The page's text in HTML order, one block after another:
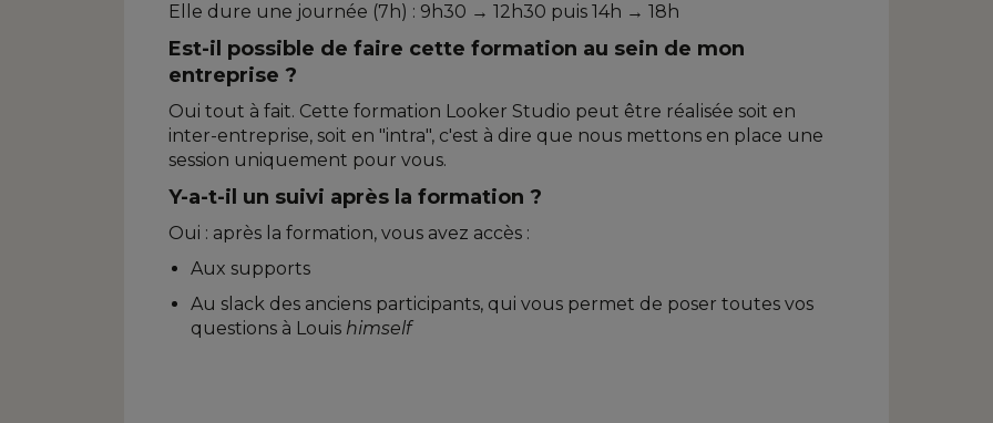
Elle dure une journée (7h) : 9h30 → 12h30 puis 14h → 18h
Est-il possible de faire cette formation au sein de mon
entreprise ?
Oui tout à fait. Cette formation Looker Studio peut être réalisée soit en
inter-entreprise, soit en "intra", c'est à dire que nous mettons en place une
session uniquement pour vous.
Y-a-t-il un suivi après la formation ?
Oui : après la formation, vous avez accès :
Aux supports
Au slack des anciens participants, qui vous permet de poser toutes vos
questions à Louis himself